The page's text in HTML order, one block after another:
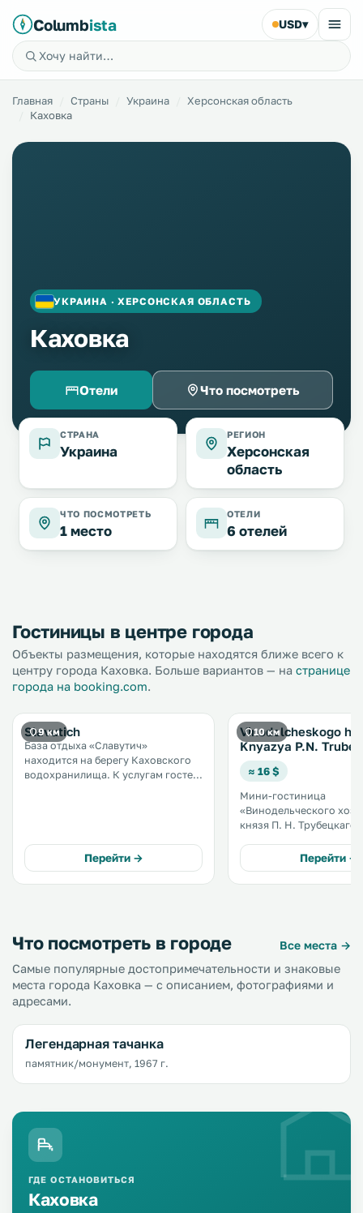
Columbista USD▾
Главная Страны Украина
Херсонская область
Каховка
УКРАИНА · ХЕРСОНСКАЯ ОБЛАСТЬ
Каховка
Отели Что посмотреть
СТРАНА
Украина
РЕГИОН
Херсонская
область
ЧТО ПОСМОТРЕТЬ
1 место
ОТЕЛИ
6 отелей
Гостиницы в центре города
Объекты размещения, которые находятся ближе всего к
центру города Каховка. Больше вариантов — на странице
города на booking.com.
9 км
Slavutich
База отдыха «Славутич»
находится на берегу Каховского
водохранилища. К услугам гостей
Перейти →
10 км
Vinodelcheskogo
Knyazya P.N.
≈ 16 $
Мини-гостиница
«Винодельческого
князя П. Н. Трубецкаго» с
террасой
Каховке. На территории
обустроена бесплатная
Перейти →
Что посмотреть в городе
Все места →
Самые популярные достопримечательности и знаковые
места города Каховка — с описанием, фотографиями и
адресами.
Легендарная тачанка
памятник/монумент, 1967 г.
ГДЕ ОСТАНОВИТЬСЯ
Каховка